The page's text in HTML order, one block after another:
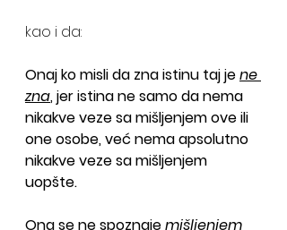
kao i da:
Onaj ko misli da zna istinu taj je ne
zna, jer istina ne samo da nema
nikakve veze sa mišljenjem ove ili
one osobe, već nema apsolutno
nikakve veze sa mišljenjem
uopšte.
Ona se ne spoznaje mišljenjem